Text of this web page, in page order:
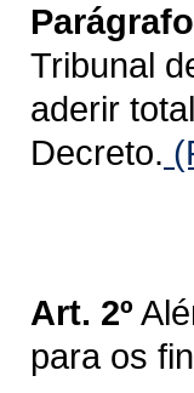
Tribunal
aderir
Decreto.
Art. 2º
para os